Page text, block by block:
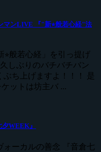
マンLIVE 『"新⭐︎般若心経"法
般若心経」を引っ提げ
しぶりのバチバチバン
ぶち上げますよ！！！ 是
ットは坊主バ ...
WEEK』
ーカルの善念 『音倉七